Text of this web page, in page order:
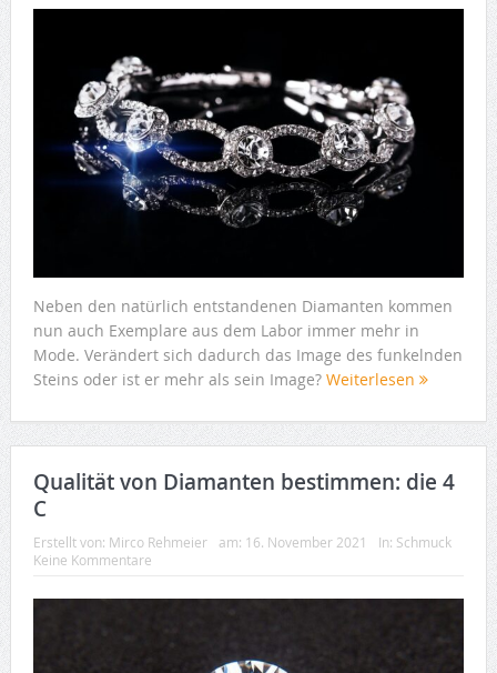
Neben den natürlich entstandenen Diamanten kommen
nun auch Exemplare aus dem Labor immer mehr in
Mode. Verändert sich dadurch das Image des funkelnden
Steins oder ist er mehr als sein Image? Weiterlesen
Qualität von Diamanten bestimmen: die 4
C
Erstellt von: Mirco Rehmeier am: 16. November 2021 In: Schmuck
Keine Kommentare